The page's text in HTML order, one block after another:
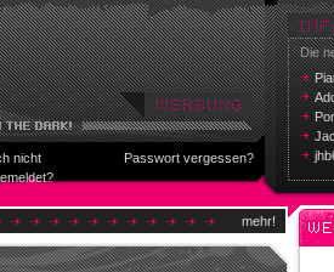
nicht
Passwort vergessen?
Die
mehr!